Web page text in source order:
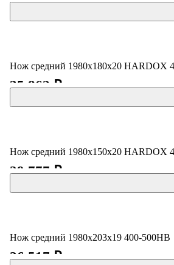
Нож средний 1980х180х20 HARDOX
35 862 ₽
Нож средний 1980х150х20 HARDOX
29 777 ₽
Нож средний 1980х203х19 400-500HB
26 517 ₽